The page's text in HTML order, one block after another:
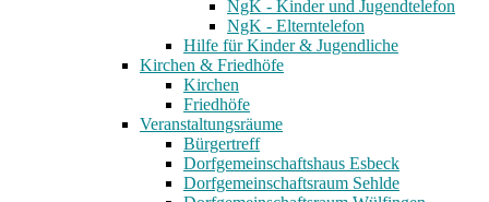
NgK - Kinder und Jugendtelefon
NgK - Elterntelefon
Hilfe für Kinder & Jugendliche
Kirchen & Friedhöfe
Kirchen
Friedhöfe
Veranstaltungsräume
Bürgertreff
Dorfgemeinschaftshaus Esbeck
Dorfgemeinschaftsraum Sehlde